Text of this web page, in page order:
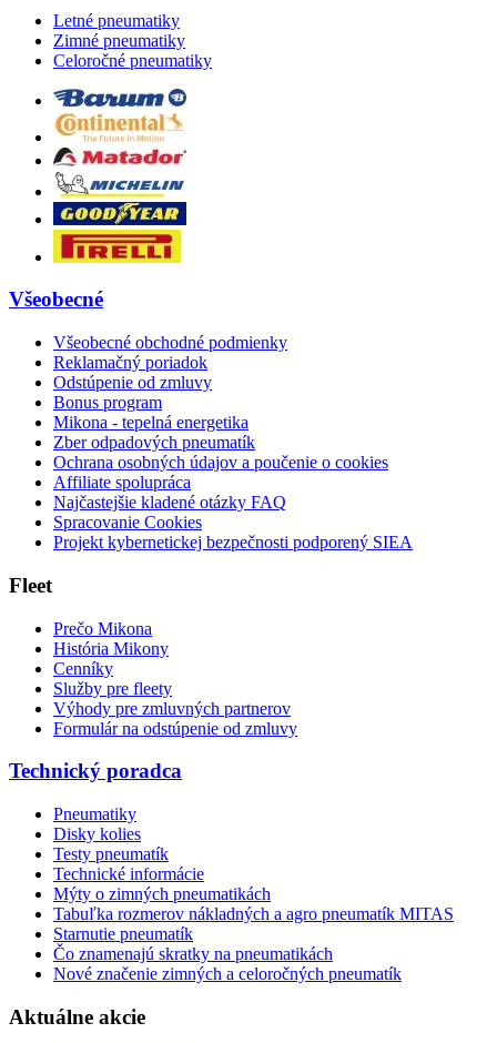
Letné pneumatiky
Zimné pneumatiky
Celoročné pneumatiky
Všeobecné
Všeobecné obchodné podmienky
Reklamačný poriadok
Odstúpenie od zmluvy
Bonus program
Mikona - tepelná energetika
Zber odpadových pneumatík
Ochrana osobných údajov a poučenie o cookies
Affiliate spolupráca
Najčastejšie kladené otázky FAQ
Spracovanie Cookies
Projekt kybernetickej bezpečnosti podporený SIEA
Fleet
Prečo Mikona
História Mikony
Cenníky
Služby pre fleety
Výhody pre zmluvných partnerov
Formulár na odstúpenie od zmluvy
Technický poradca
Pneumatiky
Disky kolies
Testy pneumatík
Technické informácie
Mýty o zimných pneumatikách
Tabuľka rozmerov nákladných a agro pneumatík MITAS
Starnutie pneumatík
Čo znamenajú skratky na pneumatikách
Nové značenie zimných a celoročných pneumatík
Aktuálne akcie